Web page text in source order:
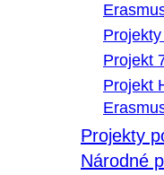
Projekt
Projekt
Projekty
Národné